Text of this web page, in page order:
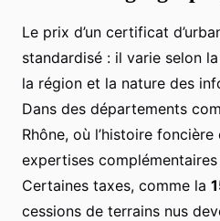
Le prix d’un certificat
standardisé : il varie selon
la région et la nature des
Dans des départements
Rhône, où l’histoire
expertises
Certaines taxes, comme la
cessions de terrains nus